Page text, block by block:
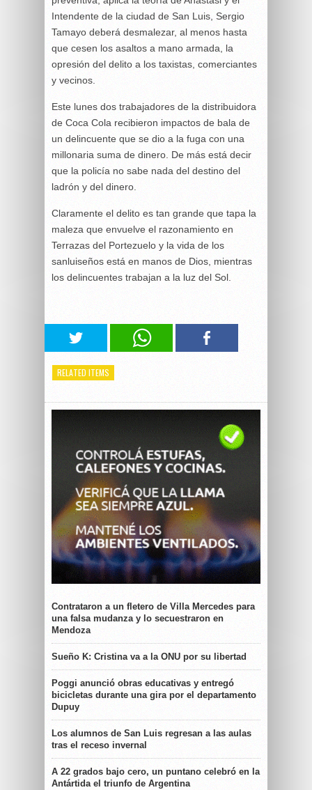
Intendente de la ciudad de San Luis, Sergio
Tamayo deberá desmalezar, al menos hasta
que cesen los asaltos a mano armada, la
opresión del delito a los taxistas, comerciantes
y vecinos.
Este lunes dos trabajadores de la distribuidora
de Coca Cola recibieron impactos de bala de
un delincuente que se dio a la fuga con una
millonaria suma de dinero. De más está decir
que la policía no sabe nada del destino del
ladrón y del dinero.
Claramente el delito es tan grande que tapa la
maleza que envuelve el razonamiento en
Terrazas del Portezuelo y la vida de los
sanluiseños está en manos de Dios, mientras
los delincuentes trabajan a la luz del Sol.
RELATED ITEMS
Contrataron a un fletero de Villa Mercedes para
una falsa mudanza y lo secuestraron en
Mendoza
Sueño K: Cristina va a la ONU por su libertad
Poggi anunció obras educativas y entregó
bicicletas durante una gira por el departamento
Dupuy
Los alumnos de San Luis regresan a las aulas
tras el receso invernal
A 22 grados bajo cero, un puntano celebró en la
Antártida el triunfo de Argentina